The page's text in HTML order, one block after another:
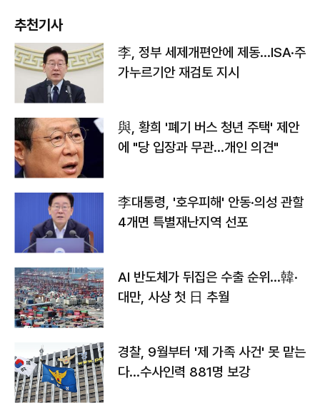
추천기사
李, 정부 세제개편안에 제동…ISA·주
가누르기안 재검토 지시
與, 황희 '폐기 버스 청년 주택' 제안
에 "당 입장과 무관…개인 의견"
李대통령, '호우피해' 안동·의성 관할
4개면 특별재난지역 선포
AI 반도체가 뒤집은 수출 순위…韓·
대만, 사상 첫 日 추월
경찰, 9월부터 '제 가족 사건' 못 맡는
다…수사인력 881명 보강